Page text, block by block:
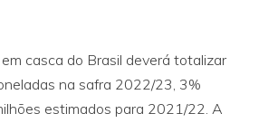
casca do Brasil deverá totalizar
na safra 2022/23, 3%
estimados para 2021/22. A